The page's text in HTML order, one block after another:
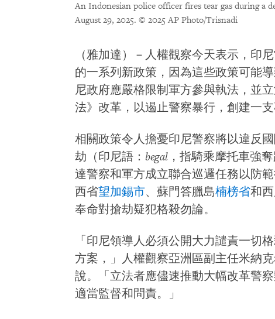
An Indonesian police officer fires tear gas during a
August 29, 2025. © 2025 AP Photo/Trisnadi
（雅加達）－人權觀察今天表示，印
的一系列新政策，因為這些政策可能
尼政府應嚴格限制軍方參與執法，並
法》改革，以遏止警察暴行，創建一
相關政策令人擔憂印尼警察將以違反
劫（印尼語： begal ，指騎乘摩托車強奪
達警察和軍方成立聯合巡邏任務以防
西省望加錫市、蘇門答臘島楠榜省和
奉命對搶劫疑犯格殺勿論。
「印尼領導人必須公開大力譴責一切
方案，」人權觀察亞洲區副主任米納
說。「立法者應儘速推動大幅改革警
適當監督和問責。」